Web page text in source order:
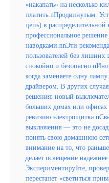
«накапать» на несколько
платить.nПродвинутым.
цепь) в
профессиональное
наводками.nnЭти
пользователей без лишних
спокойно и
когда заменяете одну
драйвером. В других
решения: новый
больших домах или офисах
ревизию
выключения — это не
понять свою домашнюю
внимание на то, что
делает освещение
Экспериментируйте,
перестанет «светиться